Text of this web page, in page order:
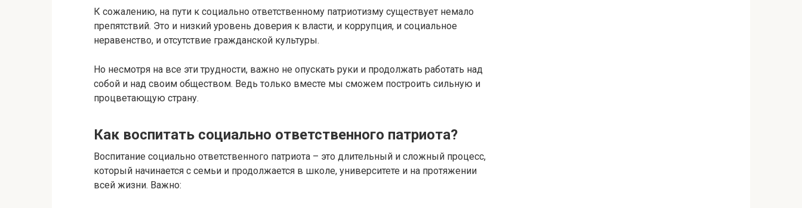
К сожалению, на пути к социально ответственному патриотизму существует немало
препятствий. Это и низкий уровень доверия к власти, и коррупция, и социальное
неравенство, и отсутствие гражданской культуры.
Но несмотря на все эти трудности, важно не опускать руки и продолжать работать над
собой и над своим обществом. Ведь только вместе мы сможем построить сильную и
процветающую страну.
Как воспитать социально ответственного патриота?
Воспитание социально ответственного патриота – это длительный и сложный процесс,
который начинается с семьи и продолжается в школе, университете и на протяжении
всей жизни. Важно: